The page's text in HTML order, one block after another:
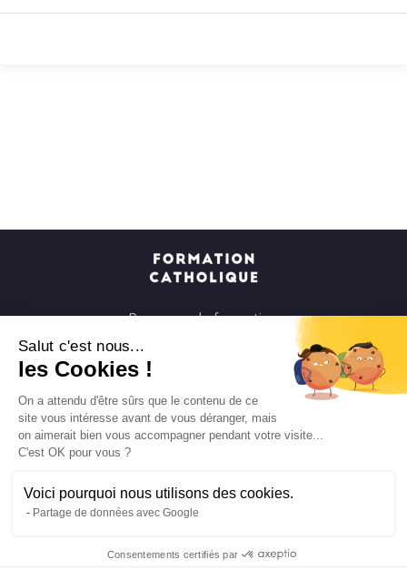
Salut c'est nous...
les Cookies !
On a attendu d'être sûrs que le contenu de ce
site vous intéresse avant de vous déranger, mais
on aimerait bien vous accompagner pendant votre visite...
C'est OK pour vous ?
Voici pourquoi nous utilisons des cookies.
Partage de données avec Google
Consentements certifiés par
Parcours de formation
Parcours spirituels
Les groupes et paroisses
Mentions légales